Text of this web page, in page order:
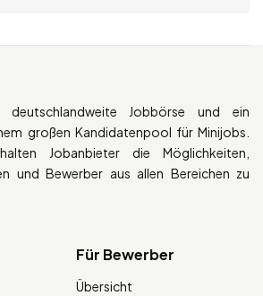
Jobbörse und ein
großen Kandidatenpool für Minijobs.
Jobanbieter die Möglichkeiten,
und Bewerber aus allen Bereichen zu
Für Bewerber
Übersicht